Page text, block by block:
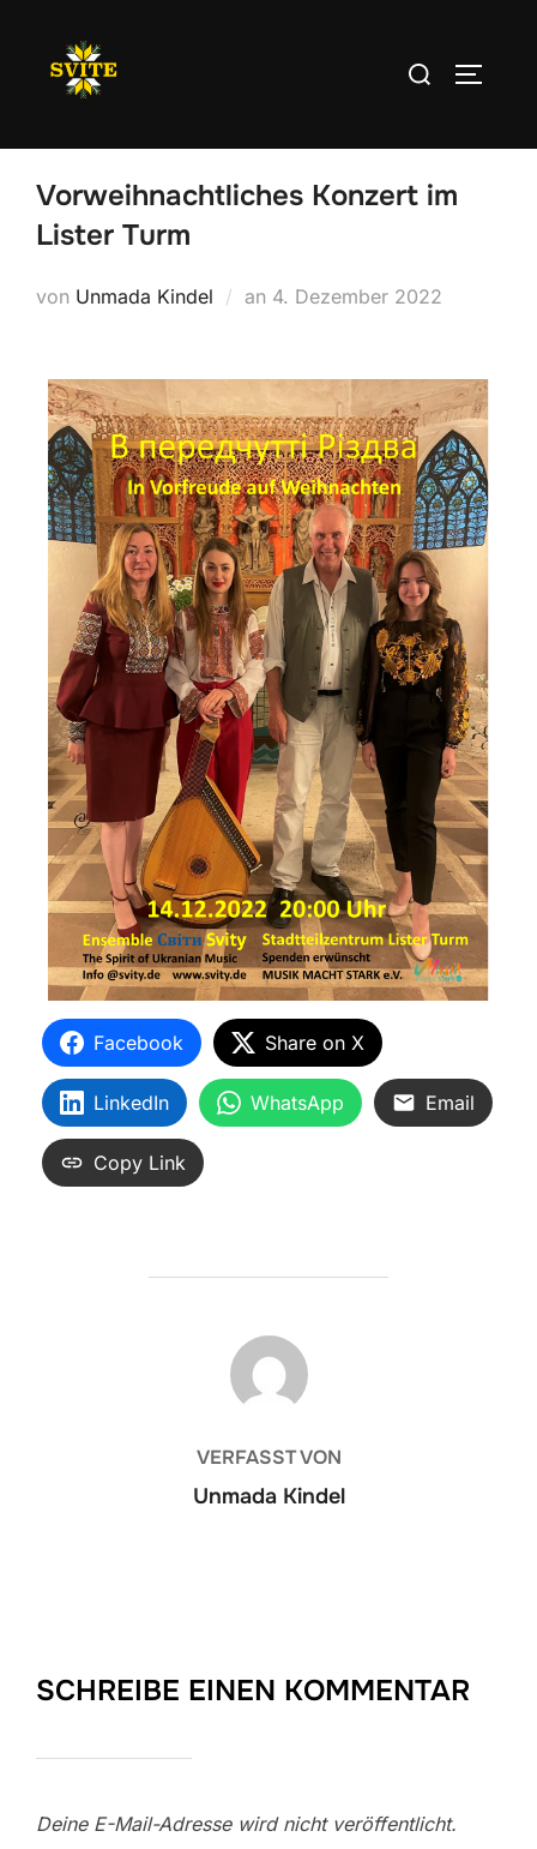
Vorweihnachtliches Konzert im
Lister Turm
von Unmada Kindel an 4. Dezember 2022
Facebook Share on X
LinkedIn WhatsApp Email
Copy Link
BEITRAGSAUTOR
VERFASST VON
Unmada Kindel
SCHREIBE EINEN KOMMENTAR
Deine E-Mail-Adresse wird nicht veröffentlicht.